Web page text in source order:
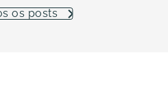
os posts